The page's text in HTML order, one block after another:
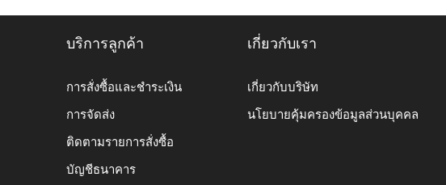
บริการลูกค้า
การสั่งซื้อและชำระเงิน
การจัดส่ง
ติดตามรายการสั่งซื้อ
บัญชีธนาคาร
เกี่ยวกับเรา
เกี่ยวกับบริษัท
นโยบายคุ้มครองข้อมูลส่วนบุคคล